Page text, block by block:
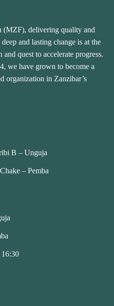
(MZF), delivering quality and
and lasting change is at the
quest to accelerate progress.
we have grown to become a
organization in Zanzibar’s
B – Unguja
– Pemba